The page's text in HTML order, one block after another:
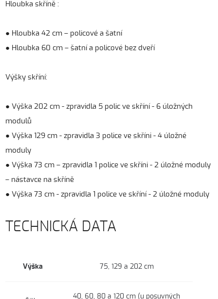
Hloubka skříně :
● Hloubka 42 cm – policové a šatní
● Hloubka 60 cm – šatní a policové bez dveří
Výšky skříní:
● Výška 202 cm - zpravidla 5 polic ve skříní - 6 úložných
modulů
● Výška 129 cm - zpravidla 3 police ve skříni - 4 úložné
moduly
● Výška 73 cm – zpravidla 1 police ve skříni - 2 úložné moduly
– nástavce na skříně
● Výška 73 cm - zpravidla 1 police ve skříní - 2 úložné moduly
TECHNICKÁ DATA
Výška 75, 129 a 202 cm
40, 60, 80 a 120 cm (u posuvných